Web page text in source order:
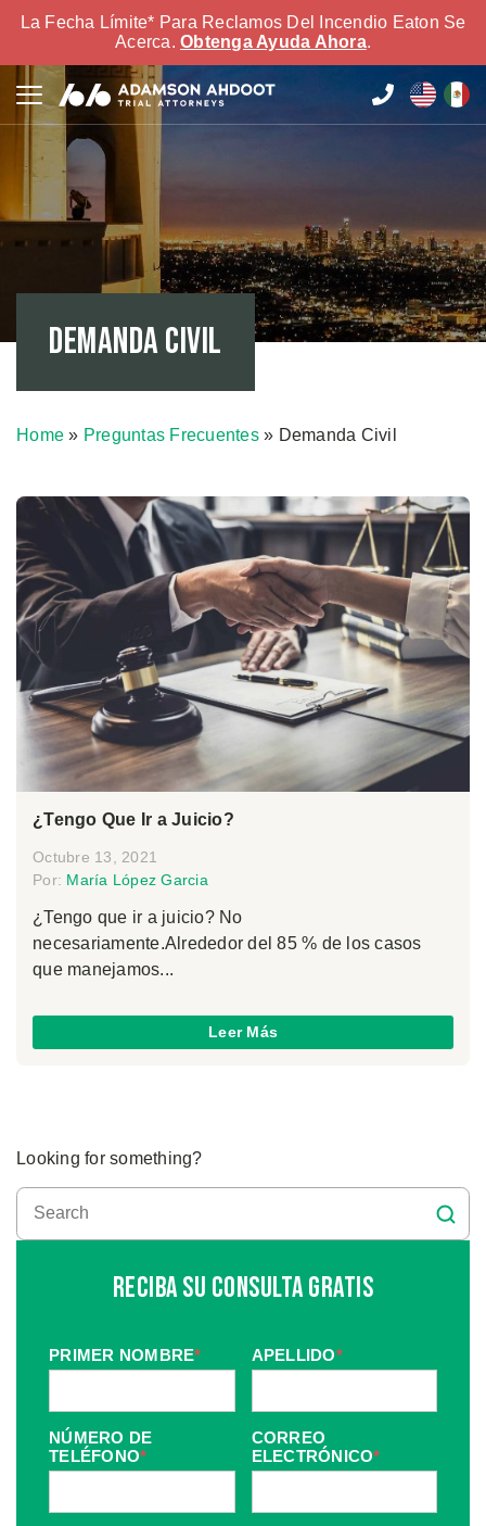
La Fecha Límite* Para Reclamos Del Incendio Eaton Se
Acerca. Obtenga Ayuda Ahora.
Demanda Civil
Home » Preguntas Frecuentes» Demanda Civil
¿Tengo Que Ir a Juicio?
Octubre 13, 2021
Por: María López Garcia
¿Tengo que ir a juicio? No
necesariamente.Alrededor del 85 % de los casos
que manejamos...
Leer Más
Looking for something?
Reciba Su Consulta Gratis
PRIMER NOMBRE* APELLIDO*
NÚMERO DE
TELÉFONO*
CORREO
ELECTRÓNICO*